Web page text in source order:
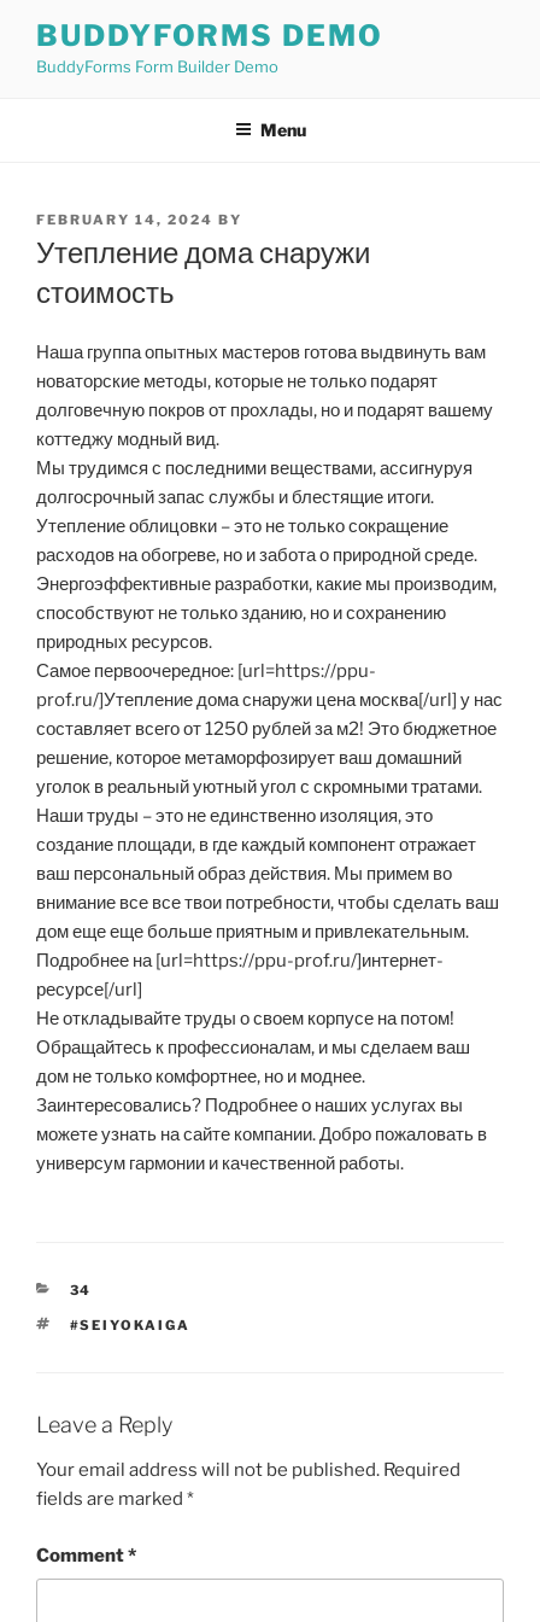
content
BUDDYFORMS DEMO
BuddyForms Form Builder Demo
Menu
POSTED
ON
FEBRUARY 14, 2024 BY
Утепление дома снаружи
стоимость
Наша группа опытных мастеров готова выдвинуть вам
новаторские методы, которые не только подарят
долговечную покров от прохлады, но и подарят вашему
коттеджу модный вид.
Мы трудимся с последними веществами, ассигнуруя
долгосрочный запас службы и блестящие итоги.
Утепление облицовки – это не только сокращение
расходов на обогреве, но и забота о природной среде.
Энергоэффективные разработки, какие мы производим,
способствуют не только зданию, но и сохранению
природных ресурсов.
Самое первоочередное: [url=https://ppu-
prof.ru/]Утепление дома снаружи цена москва[/url] у нас
составляет всего от 1250 рублей за м2! Это бюджетное
решение, которое метаморфозирует ваш домашний
уголок в реальный уютный угол с скромными тратами.
Наши труды – это не единственно изоляция, это
создание площади, в где каждый компонент отражает
ваш персональный образ действия. Мы примем во
внимание все все твои потребности, чтобы сделать ваш
дом еще еще больше приятным и привлекательным.
Подробнее на [url=https://ppu-prof.ru/]интернет-
ресурсе[/url]
Не откладывайте труды о своем корпусе на потом!
Обращайтесь к профессионалам, и мы сделаем ваш
дом не только комфортнее, но и моднее.
Заинтересовались? Подробнее о наших услугах вы
можете узнать на сайте компании. Добро пожаловать в
универсум гармонии и качественной работы.
CATEGORIES
34
TAGS
#SEIYOKAIGA
Leave a Reply
Your email address will not be published. Required
fields are marked *
Comment*